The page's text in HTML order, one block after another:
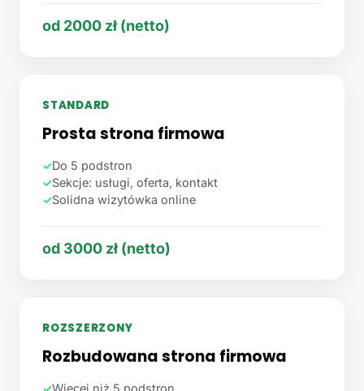
od 2000 zł (netto)
STANDARD
Prosta strona firmowa
✓Do 5 podstron
✓Sekcje: usługi, oferta, kontakt
✓Solidna wizytówka online
od 3000 zł (netto)
ROZSZERZONY
Rozbudowana strona firmowa
✓Więcej niż 5 podstron